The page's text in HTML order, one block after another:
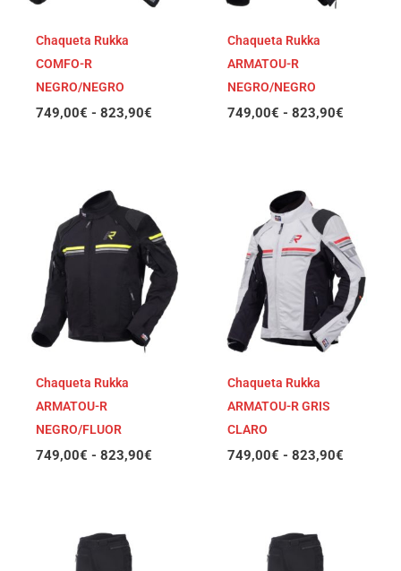
Chaqueta Rukka
COMFO-R
NEGRO/NEGRO
749,00€ - 823,90€
Chaqueta Rukka
ARMATOU-R
NEGRO/NEGRO
749,00€ - 823,90€
Chaqueta Rukka
ARMATOU-R
NEGRO/FLUOR
749,00€ - 823,90€
precios:
desde
749,00€
hasta
823,90€
Chaqueta Rukka
ARMATOU-R GRIS
CLARO
749,00€ - 823,90€
precios:
desde
749,00€
hasta
823,90€